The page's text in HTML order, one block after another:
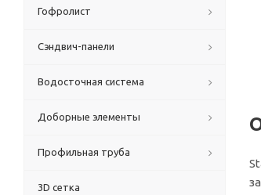
Гофролист
Сэндвич-панели
Водосточная система
Доборные элементы
Профильная труба
3D сетка